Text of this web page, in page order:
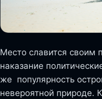
Место славится своим
наказание
же популярность
невероятной природе.